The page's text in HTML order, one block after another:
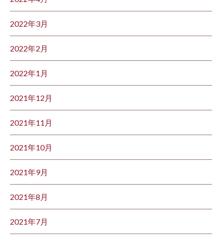
2022年3月
2022年2月
2022年1月
2021年12月
2021年11月
2021年10月
2021年9月
2021年8月
2021年7月